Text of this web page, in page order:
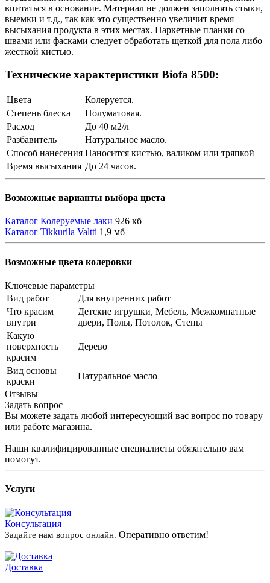
впитаться в основание. Материал не должен заполнять стыки,
выемки и т.д., так как это существенно увеличит время
высыхания продукта в этих местах. Паркетные планки со
швами или фасками следует обработать щеткой для пола либо
жесткой кистью.
Технические характеристики Biofa 8500:
Цвета
Колеруется.
Степень блеска
Полуматовая.
Расход
До 40 м2/л
Разбавитель
Натуральное масло.
Способ нанесения Наносится кистью, валиком или тряпкой
Время высыхания До 24 часов.
Возможные варианты выбора цвета
Каталог Колеруемые лаки 926 кб
Каталог Tikkurila Valtti 1,9 мб
Возможные цвета колеровки
Ключевые параметры
Вид работ
Для внутренних работ
Что красим
внутри
Детские игрушки, Мебель, Межкомнатные
двери, Полы, Потолок, Стены
Какую
поверхность
красим
Дерево
Вид основы
краски
Натуральное масло
Отзывы
Задать вопрос
Вы можете задать любой интересующий вас вопрос по товару
или работе магазина.
Наши квалифицированные специалисты обязательно вам
помогут.
Услуги
Консультация
Задайте нам вопрос онлайн. Оперативно ответим!
Доставка